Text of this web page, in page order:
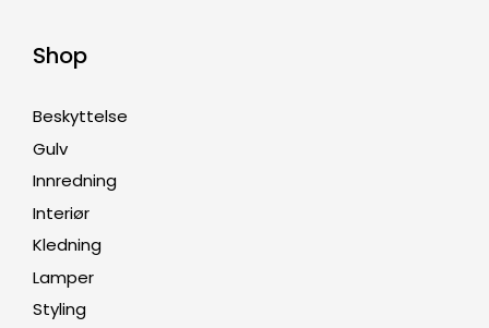
Shop
Beskyttelse
Gulv
Innredning
Interiør
Kledning
Lamper
Styling